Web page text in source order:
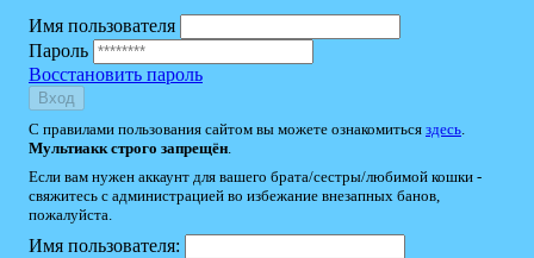
Имя пользователя
Пароль
Восстановить пароль
Вход
С правилами пользования сайтом вы можете ознакомиться здесь
Мультиакк строго запрещён
Если вам нужен аккаунт для вашего брата/сестры/любимой кошки -
свяжитесь с администрацией во избежание внезапных банов,
пожалуйста.
Имя пользователя: